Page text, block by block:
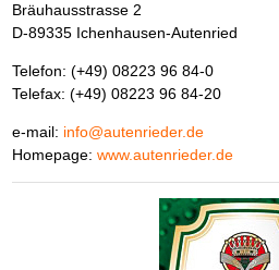
Bräuhausstrasse 2
D-89335 Ichenhausen-Autenried
Telefon: (+49) 08223 96 84-0
Telefax: (+49) 08223 96 84-20
e-mail: info@autenrieder.de
Homepage:www.autenrieder.de